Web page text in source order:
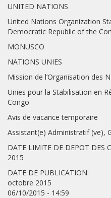
UNITED NATIONS
United Nations Organization
Democratic Republic of the
MONUSCO
NATIONS UNIES
Mission de l’Organisation des
Unies pour la Stabilisation en
Congo
Avis de vacance temporaire
Assistant(e) Administratif (ve),
DATE LIMITE DE DEPOT
2015
DATE DE
octobre 2015
06/10/2015 - 14:59